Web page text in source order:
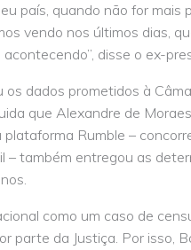
país, quando não for mais
vendo nos últimos dias,
disse o ex-
os dados prometidos à
que Alexandre de
Rumble –
– também entregou as
como um caso de
parte da Justiça. Por isso,